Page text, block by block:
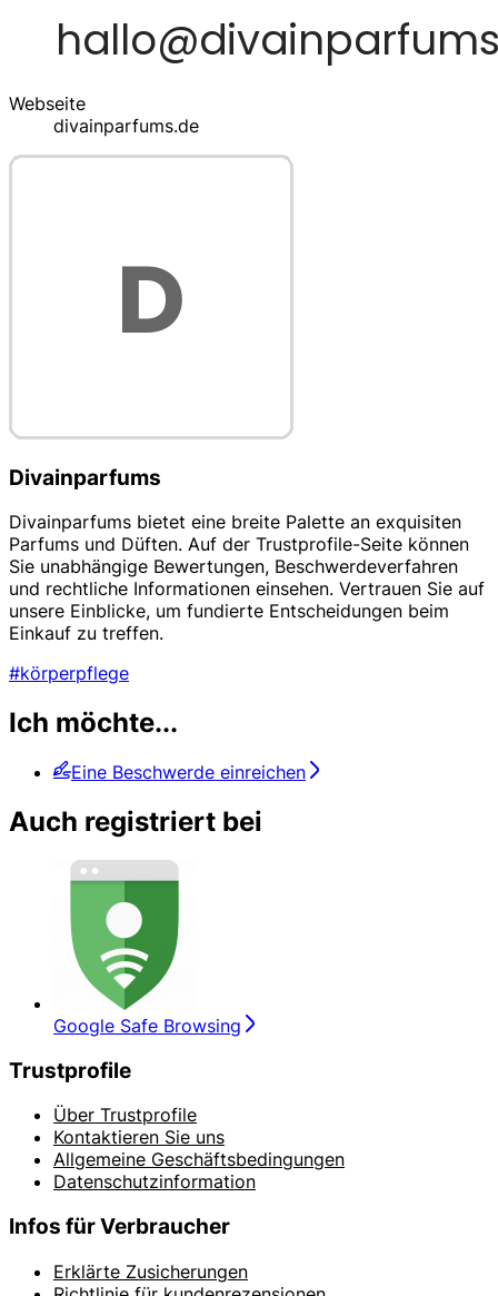
Webseite
divainparfums.de
Divainparfums
Divainparfums bietet eine breite Palette an exquisiten
Parfums und Düften. Auf der Trustprofile-Seite können
Sie unabhängige Bewertungen, Beschwerdeverfahren
und rechtliche Informationen einsehen. Vertrauen Sie auf
unsere Einblicke, um fundierte Entscheidungen beim
Einkauf zu treffen.
#körperpflege
Ich möchte...
Eine Beschwerde einreichen
Auch registriert bei
Google Safe Browsing
Trustprofile
Über Trustprofile
Kontaktieren Sie uns
Allgemeine Geschäftsbedingungen
Datenschutzinformation
Infos für Verbraucher
Erklärte Zusicherungen